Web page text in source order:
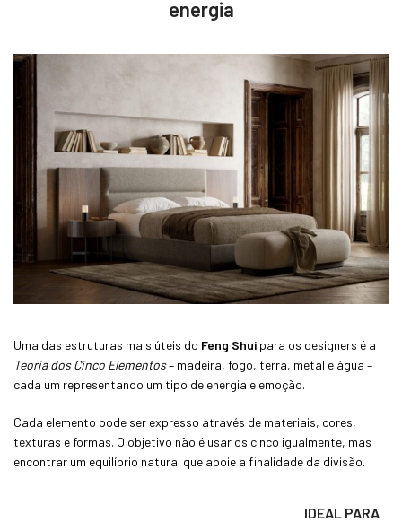
energia
Uma das estruturas mais úteis do Feng Shui para os designers é a
Teoria dos Cinco Elementos– madeira, fogo, terra, metal e água –
cada um representando um tipo de energia e emoção.
Cada elemento pode ser expresso através de materiais, cores,
texturas e formas. O objetivo não é usar os cinco igualmente, mas
encontrar um equilíbrio natural que apoie a finalidade da divisão.
IDEAL PARA